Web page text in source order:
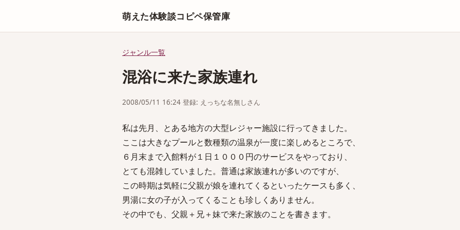
萌えた体験談コピペ保管庫
ジャンル一覧
混浴に来た家族連れ
2008/05/11 16:24 登録: えっちな名無しさん
私は先月、とある地方の大型レジャー施設に行ってきました。
ここは大きなプールと数種類の温泉が一度に楽しめるところで、
６月末まで入館料が１日１０００円のサービスをやっており、
とても混雑していました。普通は家族連れが多いのですが、
この時期は気軽に父親が娘を連れてくるといったケースも多く、
男湯に女の子が入ってくることも珍しくありません。
その中でも、父親＋兄＋妹で来た家族のことを書きます。